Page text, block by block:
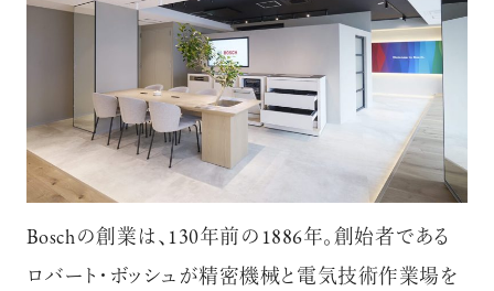
Boschの創業は、130年前の1886年。創始者である
ロバート･ボッシュが精密機械と電気技術作業場を